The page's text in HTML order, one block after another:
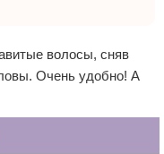
волосы, сняв
Очень удобно! А